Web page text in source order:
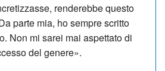
renderebbe questo
parte mia, ho sempre scritto
Non mi sarei mai aspettato di
del genere».